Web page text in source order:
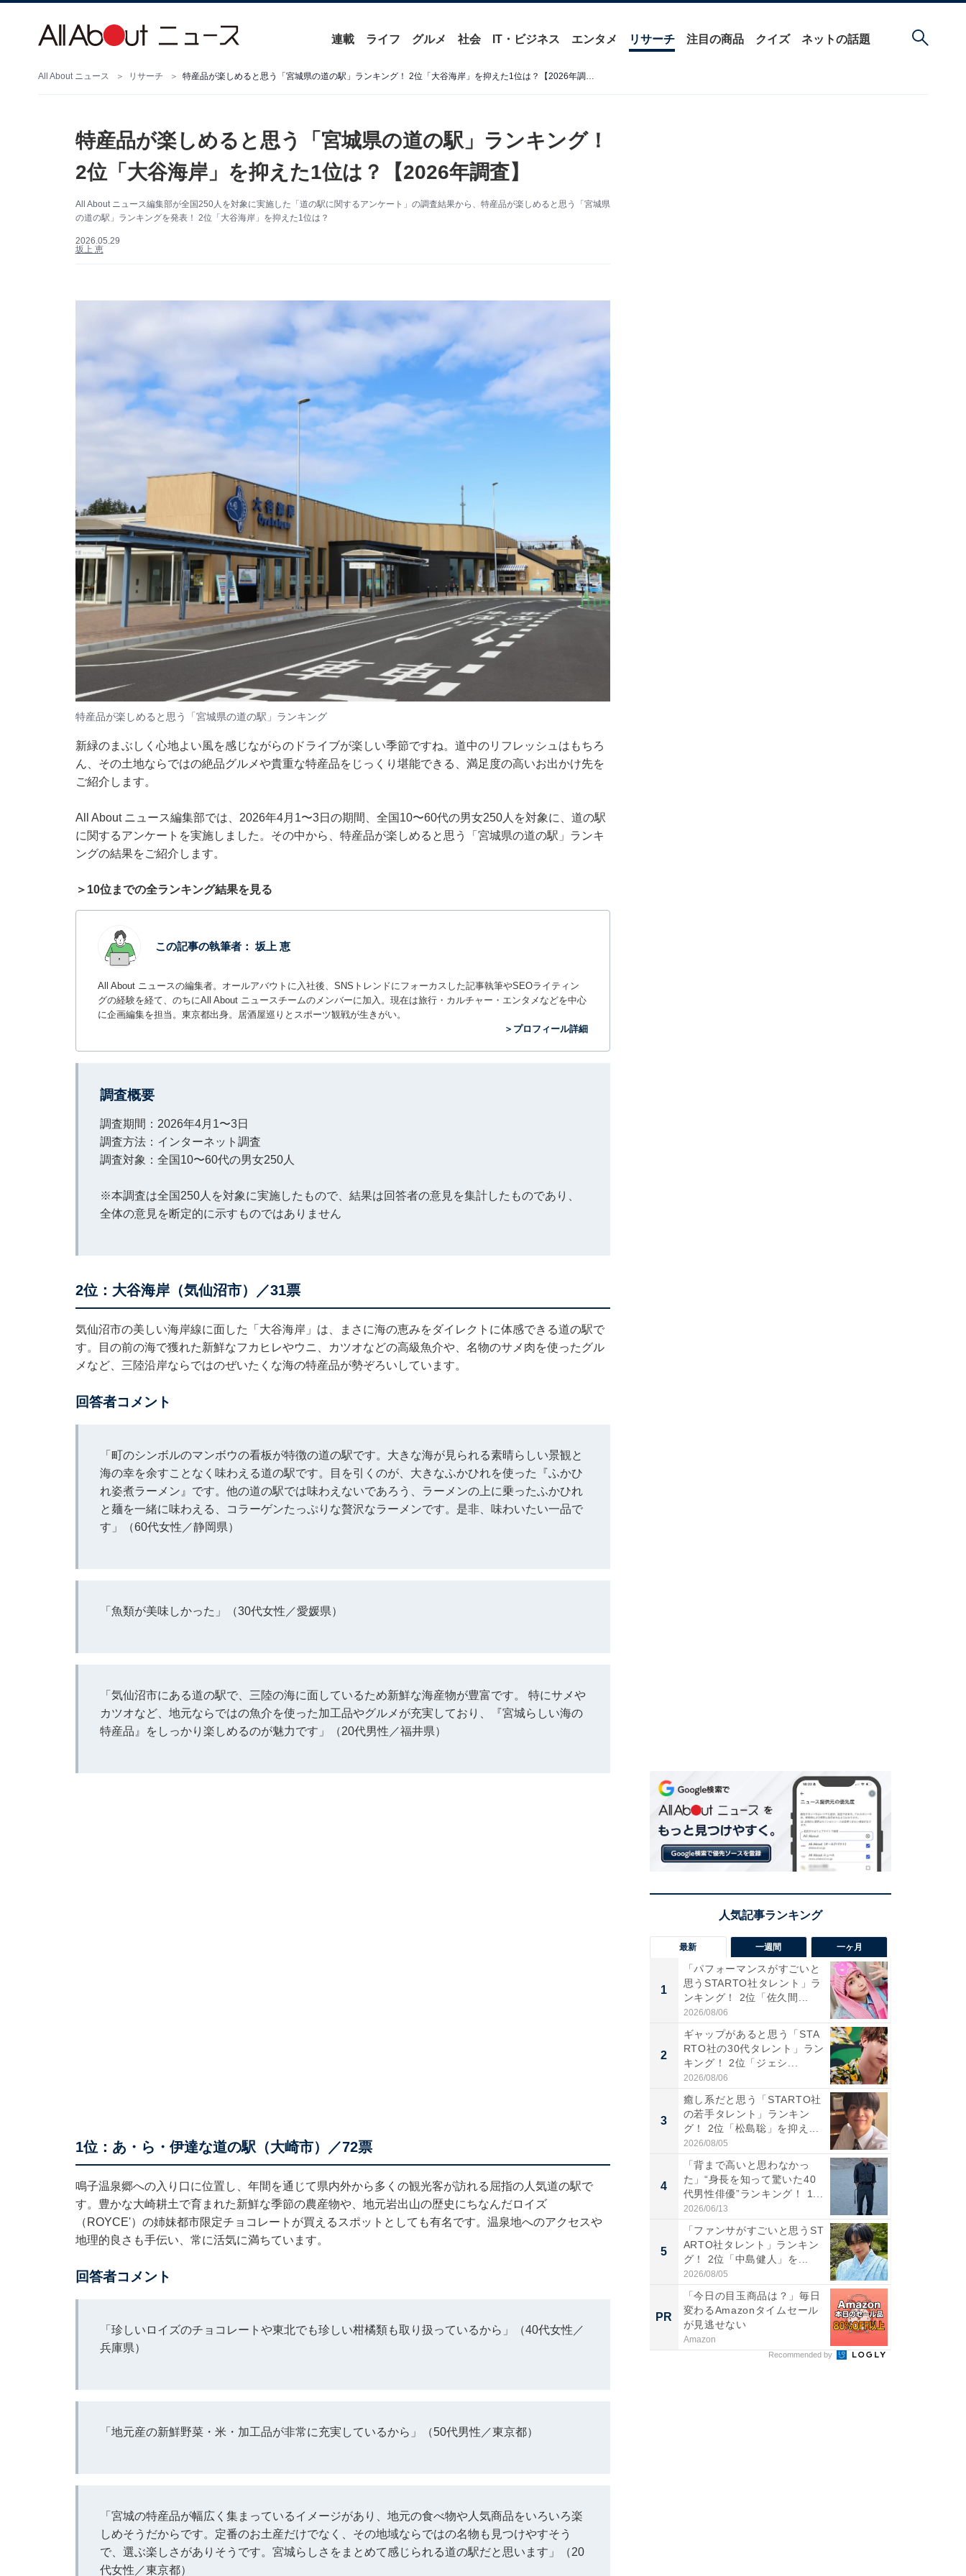
連載 ライフ グルメ 社会 IT・ビジネス エンタメ リサーチ 注目の商品 クイズ ネットの話題
All About ニュース リサーチ 特産品が楽しめると思う「宮城県の道の駅」ランキング！ 2位「大谷海岸」を抑えた1位は？【2026年調査】
特産品が楽しめると思う「宮城県の道の駅」ランキング！
2位「大谷海岸」を抑えた1位は？【2026年調査】
All About ニュース編集部が全国250人を対象に実施した「道の駅に関するアンケート」の調査結果から、特産品が楽しめると思う「宮城県
の道の駅」ランキングを発表！ 2位「大谷海岸」を抑えた1位は？
2026.05.29
坂上 恵
特産品が楽しめると思う「宮城県の道の駅」ランキング
新緑のまぶしく心地よい風を感じながらのドライブが楽しい季節ですね。道中のリフレッシュはもちろ
ん、その土地ならではの絶品グルメや貴重な特産品をじっくり堪能できる、満足度の高いお出かけ先を
ご紹介します。
All About ニュース編集部では、2026年4月1〜3日の期間、全国10〜60代の男女250人を対象に、道の駅
に関するアンケートを実施しました。その中から、特産品が楽しめると思う「宮城県の道の駅」ランキ
ングの結果をご紹介します。
＞10位までの全ランキング結果を見る
この記事の執筆者： 坂上 恵
All About ニュースの編集者。オールアバウトに入社後、SNSトレンドにフォーカスした記事執筆やSEOライティン
グの経験を経て、のちにAll About ニュースチームのメンバーに加入。現在は旅行・カルチャー・エンタメなどを中心
に企画編集を担当。東京都出身。居酒屋巡りとスポーツ観戦が生きがい。
＞プロフィール詳細
調査概要
調査期間：2026年4月1〜3日
調査方法：インターネット調査
調査対象：全国10〜60代の男女250人
※本調査は全国250人を対象に実施したもので、結果は回答者の意見を集計したものであり、
全体の意見を断定的に示すものではありません
2位：大谷海岸（気仙沼市）／31票
気仙沼市の美しい海岸線に面した「大谷海岸」は、まさに海の恵みをダイレクトに体感できる道の駅で
す。目の前の海で獲れた新鮮なフカヒレやウニ、カツオなどの高級魚介や、名物のサメ肉を使ったグル
メなど、三陸沿岸ならではのぜいたくな海の特産品が勢ぞろいしています。
回答者コメント
「町のシンボルのマンボウの看板が特徴の道の駅です。大きな海が見られる素晴らしい景観と
海の幸を余すことなく味わえる道の駅です。目を引くのが、大きなふかひれを使った『ふかひ
れ姿煮ラーメン』です。他の道の駅では味わえないであろう、ラーメンの上に乗ったふかひれ
と麺を一緒に味わえる、コラーゲンたっぷりな贅沢なラーメンです。是非、味わいたい一品で
す」（60代女性／静岡県）
「魚類が美味しかった」（30代女性／愛媛県）
「気仙沼市にある道の駅で、三陸の海に面しているため新鮮な海産物が豊富です。 特にサメや
カツオなど、地元ならではの魚介を使った加工品やグルメが充実しており、『宮城らしい海の
特産品』をしっかり楽しめるのが魅力です」（20代男性／福井県）
1位：あ・ら・伊達な道の駅（大崎市）／72票
鳴子温泉郷への入り口に位置し、年間を通じて県内外から多くの観光客が訪れる屈指の人気道の駅で
す。豊かな大崎耕土で育まれた新鮮な季節の農産物や、地元岩出山の歴史にちなんだロイズ
（ROYCE'）の姉妹都市限定チョコレートが買えるスポットとしても有名です。温泉地へのアクセスや
地理的良さも手伝い、常に活気に満ちています。
回答者コメント
「珍しいロイズのチョコレートや東北でも珍しい柑橘類も取り扱っているから」（40代女性／
兵庫県）
「地元産の新鮮野菜・米・加工品が非常に充実しているから」（50代男性／東京都）
「宮城の特産品が幅広く集まっているイメージがあり、地元の食べ物や人気商品をいろいろ楽
しめそうだからです。定番のお土産だけでなく、その地域ならではの名物も見つけやすそう
で、選ぶ楽しさがありそうです。宮城らしさをまとめて感じられる道の駅だと思います」（20
代女性／東京都）
最新 一週間 一ヶ月
1
「パフォーマンスがすごいと
思うSTARTO社タレント」ラ
ンキング！ 2位「佐久間...
2026/08/06
2
ギャップがあると思う「STA
RTO社の30代タレント」ラン
キング！ 2位「ジェシ...
2026/08/06
3
癒し系だと思う「STARTO社
の若手タレント」ランキン
グ！ 2位「松島聡」を抑え...
2026/08/05
4
「背まで高いと思わなかっ
た」“身長を知って驚いた40
代男性俳優”ランキング！ 1...
2026/06/13
5
「ファンサがすごいと思うST
ARTO社タレント」ランキン
グ！ 2位「中島健人」を...
2026/08/05
PR
「今日の目玉商品は？」毎日
変わるAmazonタイムセール
が見逃せない
Amazon
Recommended by